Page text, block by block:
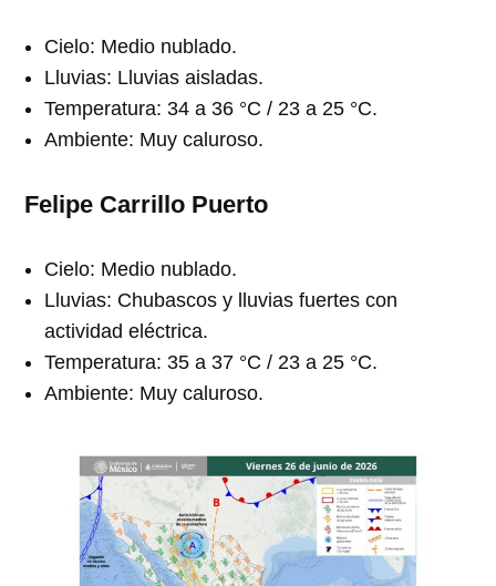
Cielo: Medio nublado.
Lluvias: Lluvias aisladas.
Temperatura: 34 a 36 °C / 23 a 25 °C.
Ambiente: Muy caluroso.
Felipe Carrillo Puerto
Cielo: Medio nublado.
Lluvias: Chubascos y lluvias fuertes con
actividad eléctrica.
Temperatura: 35 a 37 °C / 23 a 25 °C.
Ambiente: Muy caluroso.